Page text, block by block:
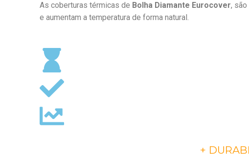
As coberturas térmicas de Bolha Diamante Eurocover,
e aumentam a temperatura de forma natural.
+